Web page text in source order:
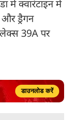
में क्वारंटाइन में
ड्रैगन
39A पर
डाउनलोड करें